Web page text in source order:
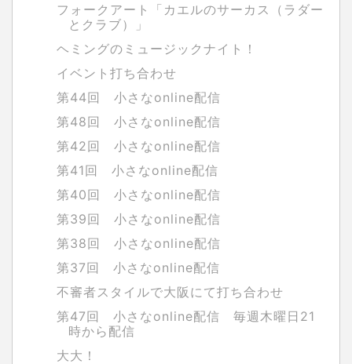
フォークアート「カエルのサーカス（ラダー
とクラブ）」
ヘミングのミュージックナイト！
イベント打ち合わせ
第44回 小さなonline配信
第48回 小さなonline配信
第42回 小さなonline配信
第41回 小さなonline配信
第40回 小さなonline配信
第39回 小さなonline配信
第38回 小さなonline配信
第37回 小さなonline配信
不審者スタイルで大阪にて打ち合わせ
第47回 小さなonline配信 毎週木曜日21
時から配信
大大！